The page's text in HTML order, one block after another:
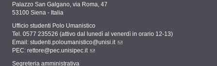
Palazzo San Galgano, via Roma, 47
53100 Siena - Italia
Ufficio studenti Polo Umanistico
Tel. 0577 235526 (attivo dal lunedì al venerdì in orario 12-13)
Email: studenti.poloumanistico@unisi.it
PEC: rettore@pec.unisipec.it
Segreteria amministrativa